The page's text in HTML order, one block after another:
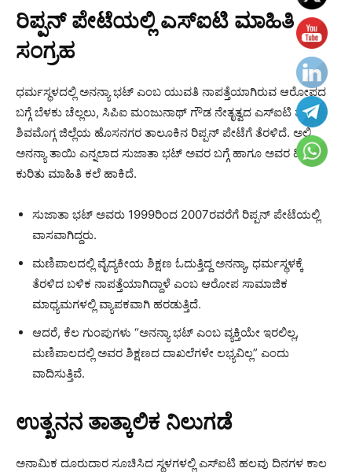
ರಿಪ್ಪನ್ ಪೇಟೆಯಲ್ಲಿ ಎಸ್‌ಐಟಿ ಮಾಹಿತಿ
ಸಂಗ್ರಹ
ಧರ್ಮಸ್ಥಳದಲ್ಲಿ ಅನನ್ಯಾ ಭಟ್ ಎಂಬ ಯುವತಿ ನಾಪತ್ತೆಯಾಗಿರುವ ಆರೋಪದ
ಬಗ್ಗೆ ಬೆಳಕು ಚೆಲ್ಲಲು, ಸಿಪಿಐ ಮಂಜುನಾಥ್ ಗೌಡ ನೇತೃತ್ವದ ಎಸ್‌ಐಟಿ ತಂಡ
ಶಿವಮೊಗ್ಗ ಜಿಲ್ಲೆಯ ಹೊಸನಗರ ತಾಲೂಕಿನ ರಿಪ್ಪನ್ ಪೇಟೆಗೆ ತೆರಳಿದೆ. ಅಲ್ಲಿ,
ಅನನ್ಯಾ ತಾಯಿ ಎನ್ನಲಾದ ಸುಜಾತಾ ಭಟ್ ಅವರ ಬಗ್ಗೆ ಹಾಗೂ ಅವರ ಹಿನ್ನೆಲೆ
ಕುರಿತು ಮಾಹಿತಿ ಕಲೆ ಹಾಕಿದೆ.
ಸುಜಾತಾ ಭಟ್ ಅವರು 1999ರಿಂದ 2007ರವರೆಗೆ ರಿಪ್ಪನ್ ಪೇಟೆಯಲ್ಲಿ
ವಾಸವಾಗಿದ್ದರು.
ಮಣಿಪಾಲದಲ್ಲಿ ವೈದ್ಯಕೀಯ ಶಿಕ್ಷಣ ಓದುತ್ತಿದ್ದ ಅನನ್ಯಾ, ಧರ್ಮಸ್ಥಳಕ್ಕೆ
ತೆರಳಿದ ಬಳಿಕ ನಾಪತ್ತೆಯಾಗಿದ್ದಾಳೆ ಎಂಬ ಆರೋಪ ಸಾಮಾಜಿಕ
ಮಾಧ್ಯಮಗಳಲ್ಲಿ ವ್ಯಾಪಕವಾಗಿ ಹರಡುತ್ತಿದೆ.
ಆದರೆ, ಕೆಲ ಗುಂಪುಗಳು “ಅನನ್ಯಾ ಭಟ್ ಎಂಬ ವ್ಯಕ್ತಿಯೇ ಇರಲಿಲ್ಲ,
ಮಣಿಪಾಲದಲ್ಲಿ ಅವರ ಶಿಕ್ಷಣದ ದಾಖಲೆಗಳೇ ಲಭ್ಯವಿಲ್ಲ” ಎಂದು
ವಾದಿಸುತ್ತಿವೆ.
ಉತ್ಖನನ ತಾತ್ಕಾಲಿಕ ನಿಲುಗಡೆ
ಅನಾಮಿಕ ದೂರುದಾರ ಸೂಚಿಸಿದ ಸ್ಥಳಗಳಲ್ಲಿ ಎಸ್‌ಐಟಿ ಹಲವು ದಿನಗಳ ಕಾಲ